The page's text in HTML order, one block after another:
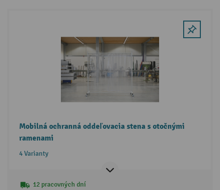
Mobilná ochranná oddeľovacia stena s otočnými
ramenami
4 Varianty
12 pracovných dní